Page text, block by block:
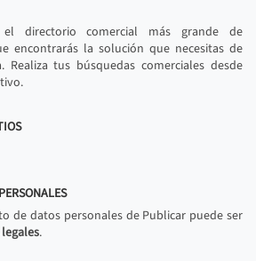
el directorio comercial más grande de
encontrarás la solución que necesitas de
tus búsquedas comerciales desde
de datos personales de Publicar puede ser
.